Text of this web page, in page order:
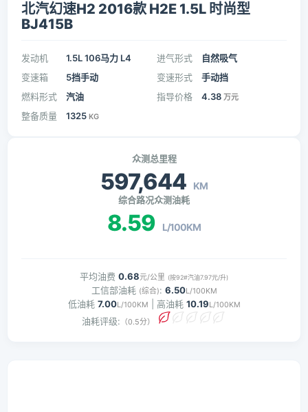
北汽幻速H2 2016款 H2E 1.5L 时尚型
BJ415B
发动机 1.5L 106马力 L4 进气形式
自然吸气
变速箱
5挡手动 变速形式
手动挡
燃料形式
汽油 指导价格 4.38 万元
整备质量 1325 KG
众测总里程
597,644 KM
综合路况众测油耗
8.59 L/100KM
平均油费 0.68元/公里 (按92#汽油7.97元/升)
工信部油耗 (综合): 6.50L/100KM
低油耗 7.00L/100KM | 高油耗 10.19L/100KM
油耗评级: （0.5分）